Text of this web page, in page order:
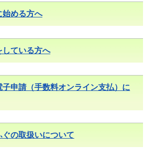
始める方へ
している方へ
申請（手数料オンライン支払）に
の取扱いについて